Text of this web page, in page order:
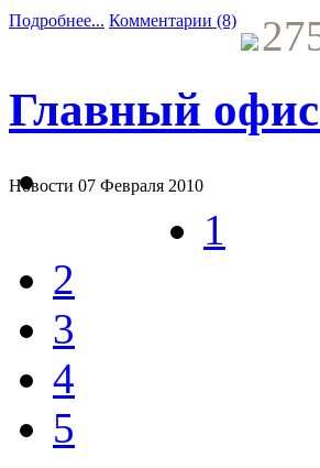
Подробнее... Комментарии (8)
Главный
Новости 07 Февраля 2010
1
2
3
4
5